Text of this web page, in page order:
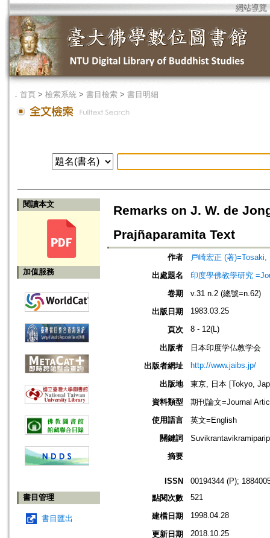
網站導覽
． 首頁 > 檢索系統 > 書目檢索 > 書目明細
閱讀本文
加值服務
書目管理
書目匯出
Remarks on J. W. de
Prajñaparamita Text
作者
戸崎宏正 (著)=Tosaki,
出處題名
印度學佛教學研究
卷期
v.31 n.2 (總號=n.62)
出版日期
1983.03.25
頁次 8 - 12(L)
出版者
日本印度学仏教学会
出版者網址
http://www.jaibs.jp/
出版地
東京, 日本 [Tokyo,
資料類型
期刊論文=Journal
使用語言
英文=English
關鍵詞
摘要
ISSN
00194344 (P);
點閱次數
521
建檔日期 1998.04.28
更新日期 2018.10.25